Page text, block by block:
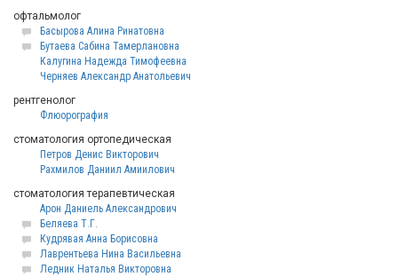
офтальмолог
Басырова Алина Ринатовна
Бутаева Сабина Тамерлановна
Калугина Надежда Тимофеевна
Черняев Александр Анатольевич
рентгенолог
Флюорография
стоматология ортопедическая
Петров Денис Викторович
Рахмилов Даниил Амиилович
стоматология терапевтическая
Арон Даниель Александрович
Беляева Т.Г.
Кудрявая Анна Борисовна
Лаврентьева Нина Васильевна
Ледник Наталья Викторовна